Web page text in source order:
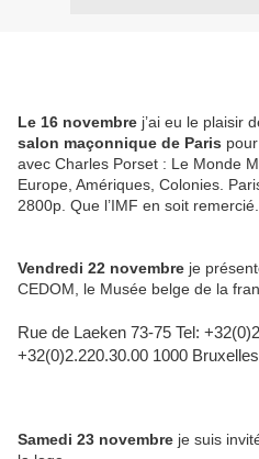
Le 16 novembre j’ai eu le plaisir
salon maçonnique de Paris
avec Charles Porset : Le Monde
Europe, Amériques, Colonies.
2800p. Que l’IMF en soit remercié.
Vendredi 22 novembre je
CEDOM, le Musée belge de la
Rue de Laeken 73-75 Tel:
+32(0)2.220.30.00 1000 Bruxelles
Samedi 23 novembre je suis